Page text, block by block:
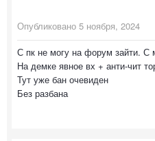
Опубликовано 5 ноября, 2024
С пк не могу на форум зайти. С
На демке явное вх + анти-чит
Тут уже бан очевиден
Без разбана